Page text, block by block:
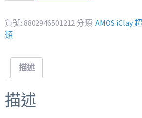
貨號: 8802946501212 分類: AMOS iClay
類
描述
描述